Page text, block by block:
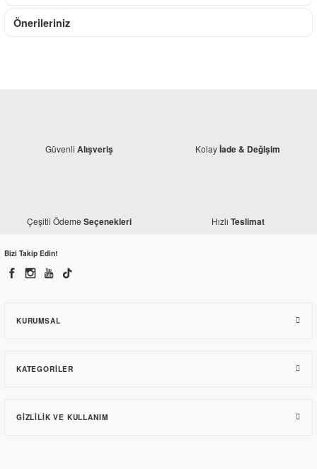
Önerileriniz
Güvenli Alışveriş Kolayİade & Değişim
Çeşitli Ödeme Seçenekleri Hızlı Teslimat
Bizi Takip Edin!
KURUMSAL
KATEGORILER
GIZLILIK VE KULLANIM